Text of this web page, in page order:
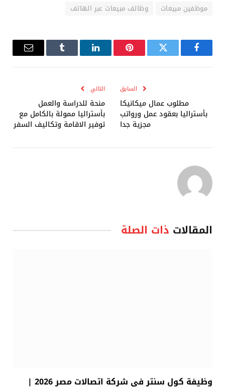
موظفين مبيعات
وظائف مبيعات عبر الهاتف
فيسبوك تويتر بينتيريستلينكدإن Tumblr
البريد
السابق
مطلوب عمال ميكانيكا
بأستراليا بعقود عمل ورواتب
مجزية جدا
التالي
منحة للدراسة والعمل
بأستراليا ممولة بالكامل مع
توفير الاقامة وتكاليف السفر
المقالات ذات الصلة
وظيفة كول سنتر في شركة اتصالات مصر 2026 |